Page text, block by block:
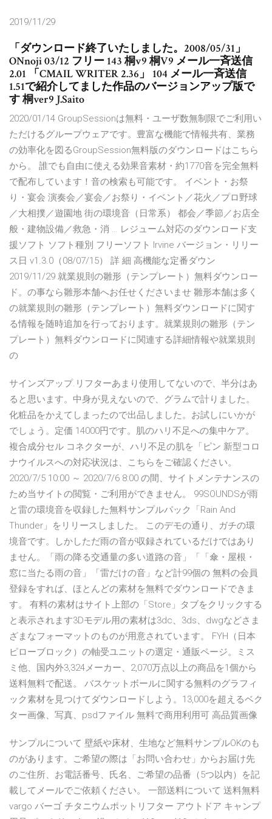
2019/11/29
「ダウンロード終了いたしました。2008/05/31」
ONnoji 03/12 フリー 143 桐v9 桐V9 メール一斉送信
2.01 「CMAIL WRITER 2.36」 104 メール一斉送信
1.51で紹介してました作品のバージョンアップ版で
す 桐ver9 J.Saito
2020/01/14 GroupSessionは無料・ユーザ数無制限でご利用い
ただけるグループウェアです。豊富な機能で情報共有、業務
の効率化を図るGroupSession無料版のダウンロードはこちら
から。 誰でも自由に使える効果音素材・約1770音を完全無料
で配布しています！音の検索も可能です。 イベント・お祭
り・宴会 演奏会／宴会／お祭り・イベント／花火／プロ野球
／大相撲／遊園地 街の環境音（日常系） 都会／季節／お店全
般・建物設備／救急・消 … レジューム対応のダウンロード支
援ソフト ソフト種別 フリーソフト Irvine バージョン・リリー
ス日 v1.3.0（08/07/15） 詳 細 高機能な定番ダウン
2019/11/29 就業規則の雛形（テンプレート）無料ダウンロー
ド。の事なら雛形本舗へお任せくださいませ 雛形本舗は多く
の就業規則の雛形（テンプレート）無料ダウンロードに関す
る情報を随時追加を行っております。就業規則の雛形（テン
プレート）無料ダウンロードに関連する詳細情報や就業規則
の
サインズアップ.リフターあまり使用してないので、半分はあ
ると思います。中身が見えないので、グラムで計りました。
化粧品をかえてしまったので出品しました。お試しにいかが
でしょう。定価 14000円です。肌のハリ不足への集中ケア。
複合成分セル コネクターが、ハリ不足の肌を「ピン 新型コロ
ナウイルスへの対応状況は、こちらをご確認ください。
2020/7/5 10:00 ～ 2020/7/6 8:00 の間、サイトメンテナンスの
ため当サイトの閲覧・ご利用ができません。 99SOUNDSが雨
と雷の環境音を収録した無料サンプルパック「Rain And
Thunder」をリリースしました。 このデモの通り、ガチの環
境音です。しかしただ雨の音が収録されているだけではあり
ません。「雨の降る交通量の多い道路の音」「「傘・屋根・
窓に当たる雨の音」「雷だけの音」など計99個の 無料の会員
登録をすれば、ほとんどの素材を無料でダウンロードできま
す。 有料の素材はサイト上部の「Store」タブをクリックする
と表示されます3Dモデル用の素材は3dc、3ds、dwgなどさま
ざまなフォーマットのものが用意されています。 FYH（日本
ピローブロック）の軸受ユニットの選定・通販ページ。ミス
ミ他、国内外3,324メーカー、2,070万点以上の商品を1個から
送料無料で配送。 バスケットボールに関する無料のグラフィ
ック素材を見つけてダウンロードしよう。13,000を超えるベク
ター画像、写真、psdファイル 無料で商用利用可 高品質画像
サンプルについて 壁紙や床材、生地など無料サンプルOKのも
のがあります。ご希望の際は「お問い合わせ」からお届け先
のご住所、お電話番号、氏名、ご希望の品番（5つ以内）を記
載してメールでご依頼ください。 一部送料について 送料無料
vargo バーゴ チタニウムポットリフター アウトドア キャンプ